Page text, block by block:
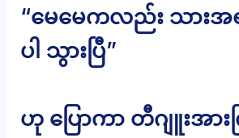
“မေမေကလည်း သားအ
ပါ သွားပြီ”
ဟု ပြောကာ တီဂျူးအာ